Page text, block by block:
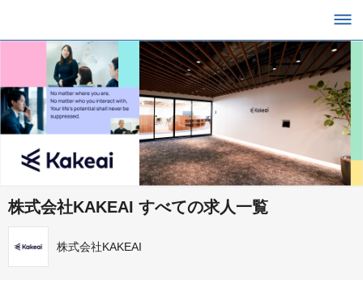
株式会社KAKEAI すべての求人一覧
株式会社KAKEAI